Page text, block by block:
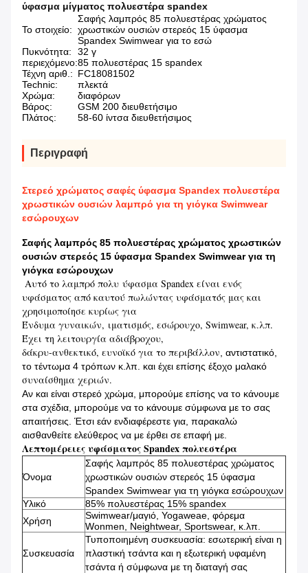
ύφασμα μίγματος πολυεστέρα spandex
Το στοιχείο:
Σαφής λαμπρός 85 πολυεστέρας χρώματος
χρωστικών ουσιών στερεός 15 ύφασμα
Spandex Swimwear για το εσώ
Πυκνότητα:
32 γ
περιεχόμενο:85 πολυεστέρας 15 spandex
Τέχνη αριθ.: FC18081502
Technic:
πλεκτά
Χρώμα:
διαφόρων
Βάρος:
GSM 200 διευθετήσιμο
Πλάτος:
58-60 ίντσα διευθετήσιμος
Περιγραφή
Στερεό χρώματος σαφές ύφασμα Spandex πολυεστέρα
χρωστικών ουσιών λαμπρό για τη γιόγκα Swimwear
εσώρουχων
Σαφής λαμπρός 85 πολυεστέρας χρώματος χρωστικών
ουσιών στερεός 15 ύφασμα Spandex Swimwear για τη
γιόγκα εσώρουχων
Αυτό το λαμπρό πολυ ύφασμα Spandex είναι ενός
υφάσματος από καυτού πωλώντας υφάσματός μας και
χρησιμοποίησε κυρίως για
Ένδυμα γυναικών, ιματισμός, εσώρουχο, Swimwear, κ.λπ.
Έχει τη λειτουργία αδιάβροχου,
δάκρυ-ανθεκτικό, ευνοϊκό για το περιβάλλον, αντιστατικό,
το τέντωμα 4 τρόπων κ.λπ. και έχει επίσης έξοχο μαλακό
συναίσθημα χεριών.
Αν και είναι στερεό χρώμα, μπορούμε επίσης να το κάνουμε
στα σχέδια, μπορούμε να το κάνουμε σύμφωνα με το σας
απαιτήσεις. Έτσι εάν ενδιαφέρεστε για, παρακαλώ
αισθανθείτε ελεύθερος να με έρθει σε επαφή με.
Λεπτομέρειες υφάσματος Spandex πολυεστέρα
Όνομα
Σαφής λαμπρός 85 πολυεστέρας χρώματος
χρωστικών ουσιών στερεός 15 ύφασμα
Spandex Swimwear για τη γιόγκα εσώρουχων
Υλικό
85% πολυεστέρας 15% spandex
Χρήση
Swimwear/μαγιό, Yogaweae, φόρεμα
Wonmen, Neightwear, Sportswear, κ.λπ.
Συσκευασία
Τυποποιημένη συσκευασία: εσωτερική είναι η
πλαστική τσάντα και η εξωτερική υφαμένη
τσάντα ή σύμφωνα με τη διαταγή σας